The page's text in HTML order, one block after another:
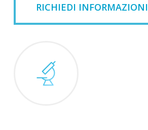
RICHIEDI INFORMAZIONI